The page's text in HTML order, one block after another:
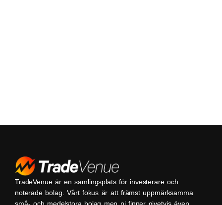
TradeVenue är en samlingsplats för investerare och
noterade bolag. Vårt fokus är att främst uppmärksamma
små- och medelstora bolag men ni finner givetvis även